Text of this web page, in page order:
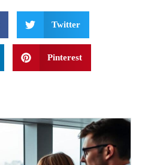
Twitter
Pinterest